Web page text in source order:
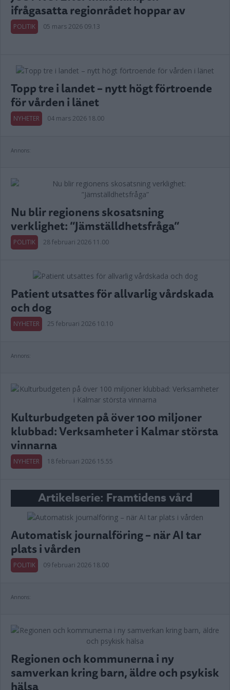
ifrågasatta regionrådet hoppar av
POLITIK 05 mars 2026 09.13
Topp tre i landet – nytt högt förtroende
för vården i länet
NYHETER 04 mars 2026 18.00
Annons:
Nu blir regionens skosatsning
verklighet: ”Jämställdhetsfråga”
POLITIK 28 februari 2026 11.00
Patient utsattes för allvarlig vårdskada
och dog
NYHETER 25 februari 2026 10.10
Annons:
Kulturbudgeten på över 100 miljoner
klubbad: Verksamheter i Kalmar största
vinnarna
NYHETER 18 februari 2026 15.55
Artikelserie: Framtidens vård
Automatisk journalföring – när AI tar
plats i vården
POLITIK 09 februari 2026 18.00
Annons:
Regionen och kommunerna i ny
samverkan kring barn, äldre och psykisk
hälsa